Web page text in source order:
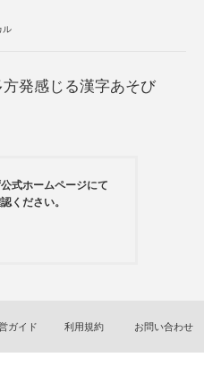
ル
発感じる漢字あそび
式ホームページにて
ください。
ガイド 利用規約 お問い合わせ